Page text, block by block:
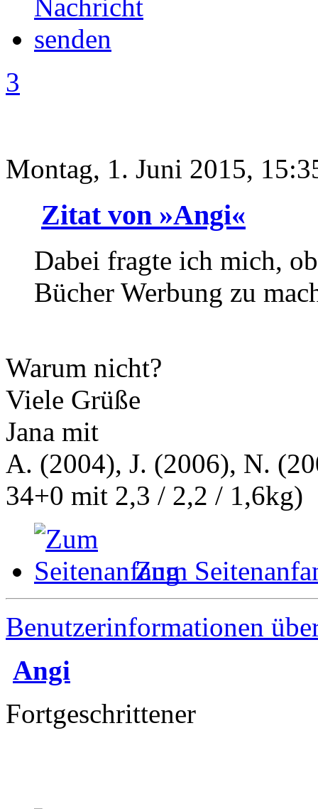
3
Montag, 1. Juni 2015,
Zitat von »Angi«
Dabei fragte ich mich,
Bücher Werbung zu
Warum nicht?
Viele Grüße
Jana mit
A. (2004), J. (2006), N.
34+0 mit 2,3 / 2,2 / 1,6kg)
Zum
Benutzerinformationen
Angi
Fortgeschrittener